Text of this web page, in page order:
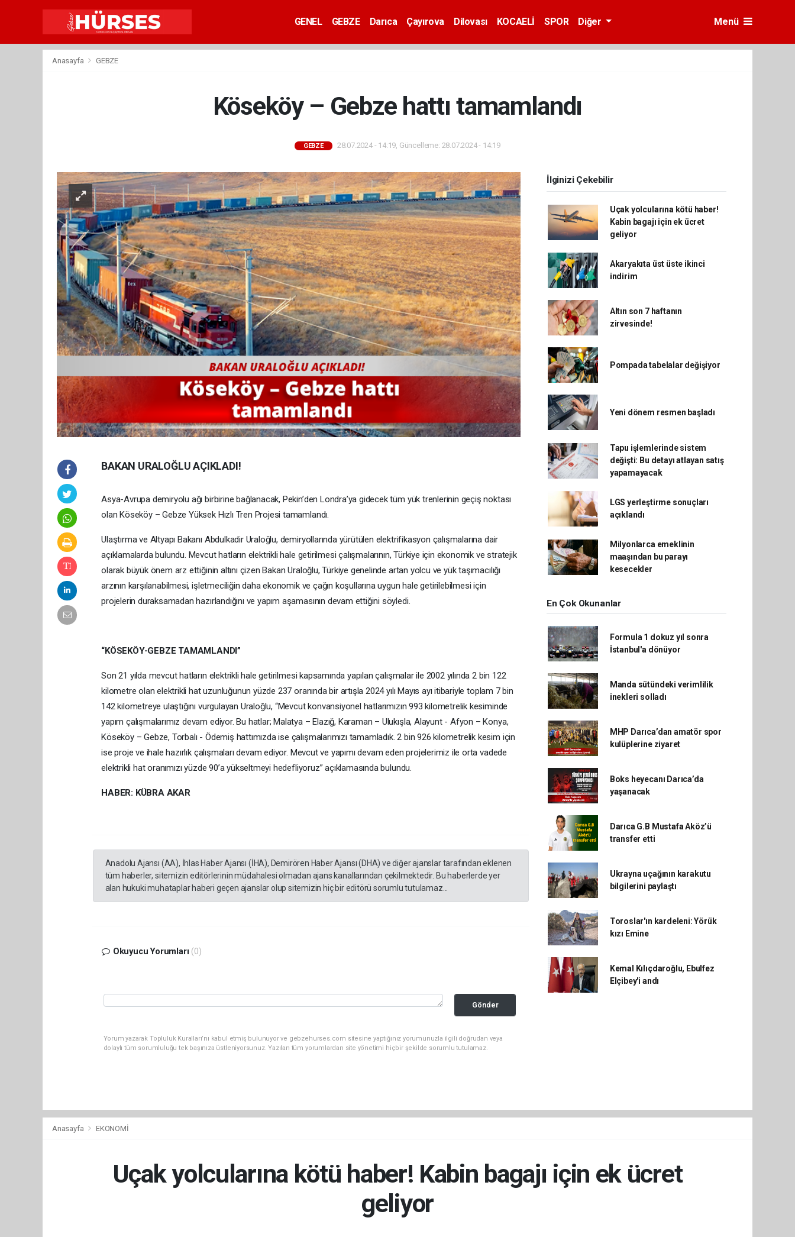
GENEL GEBZE Darıca Çayırova Dilovası KOCAELİ SPOR Diğer Menü
Anasayfa GEBZE
Köseköy – Gebze hattı tamamlandı
GEBZE 28.07.2024 - 14:19, Güncelleme: 28.07.2024 - 14:19
BAKAN URALOĞLU AÇIKLADI!
Asya-Avrupa demiryolu ağı birbirine bağlanacak, Pekin’den Londra’ya gidecek tüm yük trenlerinin geçiş noktası
olan Köseköy – Gebze Yüksek Hızlı Tren Projesi tamamlandı.
Ulaştırma ve Altyapı Bakanı Abdulkadir Uraloğlu, demiryollarında yürütülen elektrifikasyon çalışmalarına dair
açıklamalarda bulundu. Mevcut hatların elektrikli hale getirilmesi çalışmalarının, Türkiye için ekonomik ve stratejik
olarak büyük önem arz ettiğinin altını çizen Bakan Uraloğlu, Türkiye genelinde artan yolcu ve yük taşımacılığı
arzının karşılanabilmesi, işletmeciliğin daha ekonomik ve çağın koşullarına uygun hale getirilebilmesi için
projelerin duraksamadan hazırlandığını ve yapım aşamasının devam ettiğini söyledi.
“KÖSEKÖY-GEBZE TAMAMLANDI”
Son 21 yılda mevcut hatların elektrikli hale getirilmesi kapsamında yapılan çalışmalar ile 2002 yılında 2 bin 122
kilometre olan elektrikli hat uzunluğunun yüzde 237 oranında bir artışla 2024 yılı Mayıs ayı itibariyle toplam 7 bin
142 kilometreye ulaştığını vurgulayan Uraloğlu, “Mevcut konvansiyonel hatlarımızın 993 kilometrelik kesiminde
yapım çalışmalarımız devam ediyor. Bu hatlar; Malatya – Elazığ, Karaman – Ulukışla, Alayunt - Afyon – Konya,
Köseköy – Gebze, Torbalı - Ödemiş hattımızda ise çalışmalarımızı tamamladık. 2 bin 926 kilometrelik kesim için
ise proje ve ihale hazırlık çalışmaları devam ediyor. Mevcut ve yapımı devam eden projelerimiz ile orta vadede
elektrikli hat oranımızı yüzde 90’a yükseltmeyi hedefliyoruz” açıklamasında bulundu.
HABER: KÜBRA AKAR
Anadolu Ajansı (AA), İhlas Haber Ajansı (İHA), Demirören Haber Ajansı (DHA) ve diğer ajanslar tarafından eklenen
tüm haberler, sitemizin editörlerinin müdahalesi olmadan ajans kanallarından çekilmektedir. Bu haberlerde yer
alan hukuki muhataplar haberi geçen ajanslar olup sitemizin hiç bir editörü sorumlu tutulamaz...
Okuyucu Yorumları (0)
Gönder
Yorum yazarak Topluluk Kuralları’nı kabul etmiş bulunuyor ve gebzehurses.com sitesine yaptığınız yorumunuzla ilgili doğrudan veya
dolaylı tüm sorumluluğu tek başınıza üstleniyorsunuz. Yazılan tüm yorumlardan site yönetimi hiçbir şekilde sorumlu tutulamaz.
İlginizi Çekebilir
Uçak yolcularına kötü haber!
Kabin bagajı için ek ücret
geliyor
Akaryakıta üst üste ikinci
indirim
Altın son 7 haftanın
zirvesinde!
Pompada tabelalar değişiyor
Yeni dönem resmen başladı
Tapu işlemlerinde sistem
değişti: Bu detayı atlayan satış
yapamayacak
LGS yerleştirme sonuçları
açıklandı
Milyonlarca emeklinin
maaşından bu parayı
kesecekler
En Çok Okunanlar
Formula 1 dokuz yıl sonra
İstanbul'a dönüyor
Manda sütündeki verimlilik
inekleri solladı
MHP Darıca’dan amatör spor
kulüplerine ziyaret
Boks heyecanı Darıca’da
yaşanacak
Darıca G.B Mustafa Aköz’ü
transfer etti
Ukrayna uçağının karakutu
bilgilerini paylaştı
Toroslar'ın kardeleni: Yörük
kızı Emine
Kemal Kılıçdaroğlu, Ebulfez
Elçibey'i andı
Anasayfa EKONOMİ
Uçak yolcularına kötü haber! Kabin bagajı için ek ücret
geliyor